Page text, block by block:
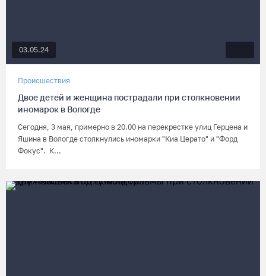
03.05.24
Происшествия
Двое детей и женщина пострадали при столкновении
иномарок в Вологде
Сегодня, 3 мая, примерно в 20.00 на перекрестке улиц Герцена и
Яшина в Вологде столкнулись иномарки "Киа Церато" и "Форд
Фокус". К...